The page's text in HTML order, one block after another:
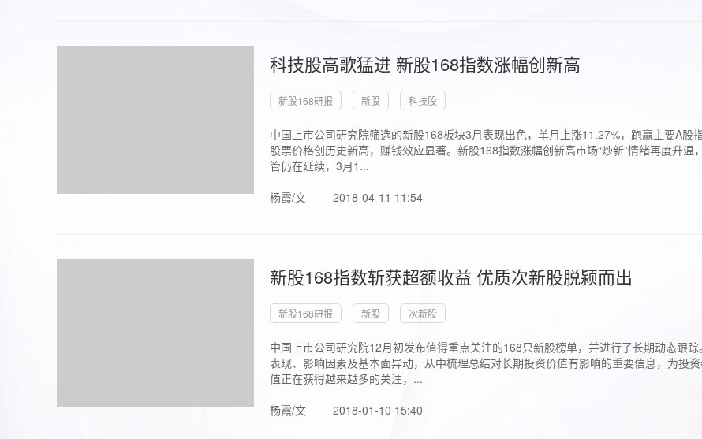
科技股高歌猛进 新股168指数涨幅创新高
新股168研报 新股 科技股
中国上市公司研究院筛选的新股168板块3月表现出色，单月上涨11.27%，跑赢主要A
股票价格创历史新高，赚钱效应显著。新股168指数涨幅创新高市场“炒新”情绪再度升
管仍在延续，3月1...
杨霞/文
2018-04-11 11:54
新股168指数斩获超额收益 优质次新股脱颍而出
新股168研报 新股 次新股
中国上市公司研究院12月初发布值得重点关注的168只新股榜单，并进行了长期动态跟
表现、影响因素及基本面异动，从中梳理总结对长期投资价值有影响的重要信息，为投
值正在获得越来越多的关注，...
杨霞/文
2018-01-10 15:40